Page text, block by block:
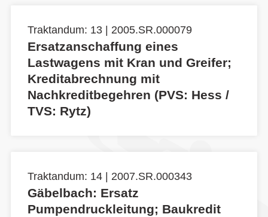
Traktandum: 13 | 2005.SR.000079
Ersatzanschaffung eines
Lastwagens mit Kran und Greifer;
Kreditabrechnung mit
Nachkreditbegehren (PVS: Hess /
TVS: Rytz)
Traktandum: 14 | 2007.SR.000343
Gäbelbach: Ersatz
Pumpendruckleitung; Baukredit